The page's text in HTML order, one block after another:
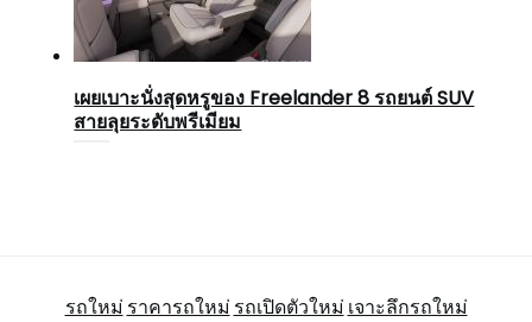
เผยเบาะนั่งสุดหรูของ Freelander 8 รถยนต์ SUV
สายลุยระดับพรีเมียม
รถใหม่ ราคารถใหม่ รถเปิดตัวใหม่ เจาะลึกรถใหม่